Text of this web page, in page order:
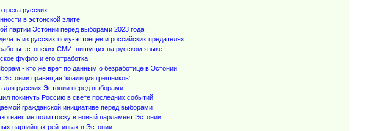
греха русских
в эстонской элите
партии Эстонии перед выборами 2023 года
из русских полу-эстонцев и российских предателях
эстонских СМИ, пишущих на русском языке
фуфло и его отработка
- кто же врёт по данным о безработице в Эстонии
Эстонии правящая 'коалиция грешников'
для русских Эстонии перед выборами
покинуть Россию в свете последних событий
гражданской инициативе перед выборами
политтоску в новый парламент Эстонии
партийных рейтингах в Эстонии